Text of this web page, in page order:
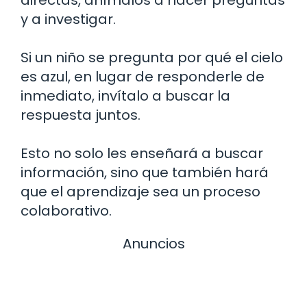
y a investigar.
Si un niño se pregunta por qué el cielo
es azul, en lugar de responderle de
inmediato, invítalo a buscar la
respuesta juntos.
Esto no solo les enseñará a buscar
información, sino que también hará
que el aprendizaje sea un proceso
colaborativo.
Anuncios